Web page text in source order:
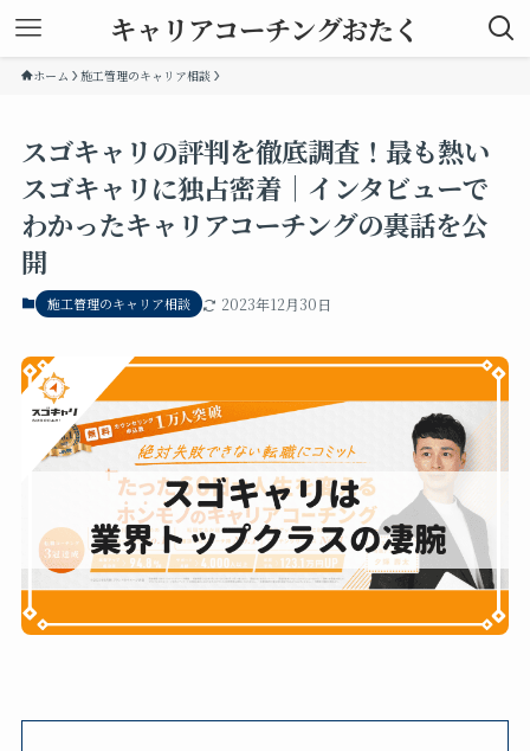
キャリアコーチングおたく
ホーム 施工管理のキャリア相談
スゴキャリの評判を徹底調査！最も熱い
スゴキャリに独占密着｜インタビューで
わかったキャリアコーチングの裏話を公
開
施工管理のキャリア相談 2023年12月30日